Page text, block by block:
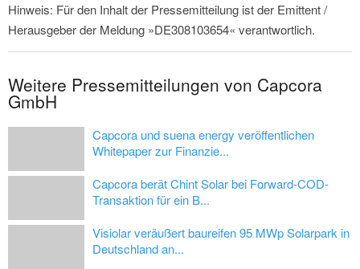
Hinweis: Für den Inhalt der Pressemitteilung ist der Emittent /
Herausgeber der Meldung »DE308103654« verantwortlich.
Weitere Pressemitteilungen von Capcora
GmbH
Capcora und suena energy veröffentlichen
Whitepaper zur Finanzie...
Capcora berät Chint Solar bei Forward-COD-
Transaktion für ein B...
Visiolar veräußert baureifen 95 MWp Solarpark in
Deutschland an...